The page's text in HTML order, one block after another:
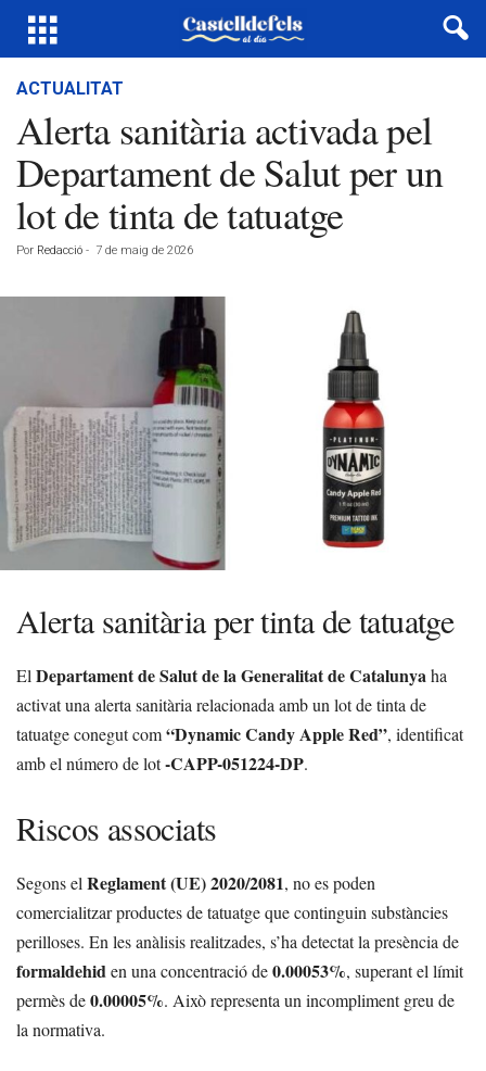
ACTUALITAT
Alerta sanitària activada pel
Departament de Salut per un
lot de tinta de tatuatge
Por Redacció - 7 de maig de 2026
Alerta sanitària per tinta de tatuatge
El Departament de Salut de la Generalitat de Catalunyaha
activat una alerta sanitària relacionada amb un lot de tinta de
tatuatge conegut com“Dynamic Candy Apple Red”, identificat
amb el número de lot-CAPP-051224-DP.
Riscos associats
Segons el Reglament (UE) 2020/2081, no es poden
comercialitzar productes de tatuatge que continguin substàncies
perilloses. En les anàlisis realitzades, s’ha detectat la presència de
formaldehiden una concentració de0.00053%, superant el límit
permès de0.00005%. Això representa un incompliment greu de
la normativa.